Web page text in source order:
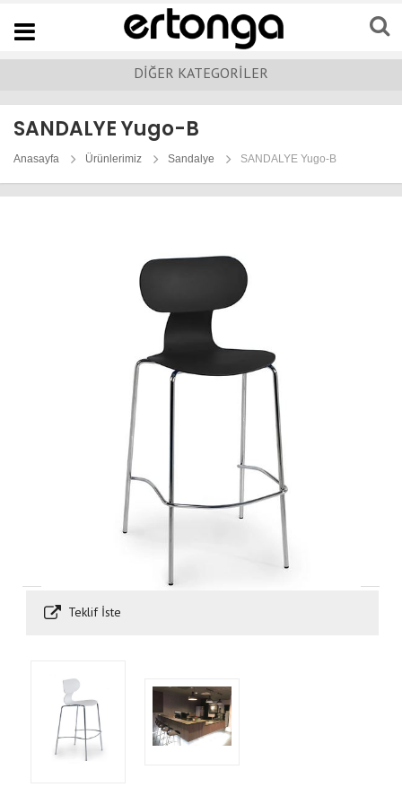
Navigation
DİĞER KATEGORİLER
SANDALYE Yugo-B
Anasayfa Ürünlerimiz Sandalye SANDALYE Yugo-B
Teklif İste